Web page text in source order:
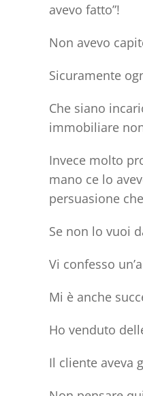
avevo fatto”!
Non avevo
Sicuramente
Che siano
immobiliare
Invece molto
mano ce lo
persuasione
Se non lo vuoi
Vi confesso
Mi è anche
Ho venduto
Il cliente aveva